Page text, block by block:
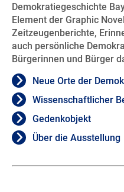
Demokratiegeschichte
Element der Graphic
Zeitzeugenberichte,
auch persönliche
Bürgerinnen und Bürger
Neue Orte der
Wissenschaftlicher
Gedenkobjekt
Über die Ausstellung